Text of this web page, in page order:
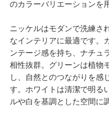
のカラーバリエーションを
ニッケルはモダンで洗練さ
なインテリアに最適です。
ンテージ感を持ち、ナチュ
相性抜群。グリーンは植物
し、自然とのつながりを感
す。ホワイトは清潔で明る
ルや白を基調とした空間に